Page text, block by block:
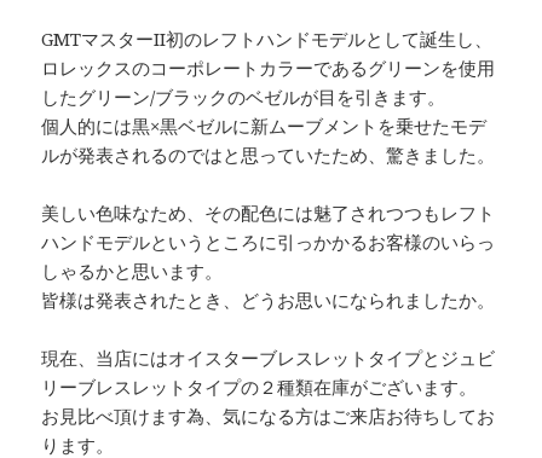
GMTマスターII初のレフトハンドモデルとして誕生し、
ロレックスのコーポレートカラーであるグリーンを使用
したグリーン/ブラックのベゼルが目を引きます。
個人的には黒×黒ベゼルに新ムーブメントを乗せたモデ
ルが発表されるのではと思っていたため、驚きました。
美しい色味なため、その配色には魅了されつつもレフト
ハンドモデルというところに引っかかるお客様のいらっ
しゃるかと思います。
皆様は発表されたとき、どうお思いになられましたか。
現在、当店にはオイスターブレスレットタイプとジュビ
リーブレスレットタイプの２種類在庫がございます。
お見比べ頂けます為、気になる方はご来店お待ちしてお
ります。